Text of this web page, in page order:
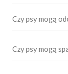
Czy psy mogą
Czy psy mogą